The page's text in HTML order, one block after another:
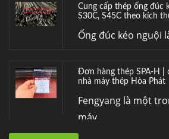
Cung cấp thép ống đúc
S30C, S45C theo kích
Ống đúc kéo nguội là
Đơn hàng thép SPA-H |
nhà máy thép Hòa Phát
Fengyang là một
máy...